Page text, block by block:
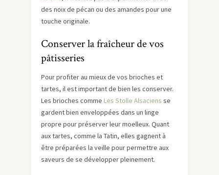
des noix de pécan ou des amandes pour une
touche originale.
Conserver la fraîcheur de vos
pâtisseries
Pour profiter au mieux de vos brioches et
tartes, il est important de bien les conserver.
Les brioches comme Les Stolle Alsaciens se
gardent bien enveloppées dans un linge
propre pour préserver leur moelleux. Quant
aux tartes, comme la Tatin, elles gagnent à
être préparées la veille pour permettre aux
saveurs de se développer pleinement.